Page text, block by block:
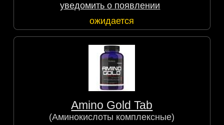
уведомить о появлении
ожидается
Amino Gold Tab
(Аминокислоты комплексные)